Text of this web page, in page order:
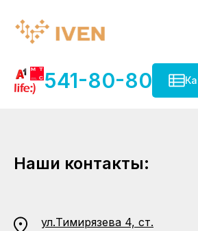
541-80-80
Наши контакты:
ул.Тимирязева 4, ст.